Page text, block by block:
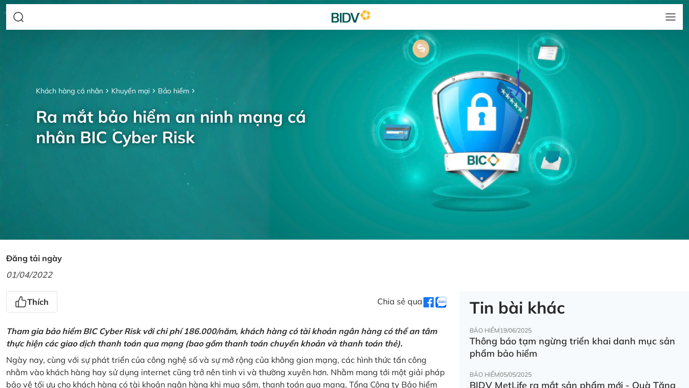
Khách hàng cá nhân Khuyến mại Bảo hiểm
Ra mắt bảo hiểm an ninh mạng cá
nhân BIC Cyber Risk
Đăng tải ngày
01/04/2022
Thích Chia sẻ qua
Tham gia bảo hiểm BIC Cyber Risk với chi phí 186.000/năm, khách hàng có tài khoản ngân hàng có thể an tâm
thực hiện các giao dịch thanh toán qua mạng (bao gồm thanh toán chuyển khoản và thanh toán thẻ).
Ngày nay, cùng với sự phát triển của công nghệ số và sự mở rộng của không gian mạng, các hình thức tấn công
nhằm vào khách hàng hay sử dụng internet cũng trở nên tinh vi và thường xuyên hơn. Nhằm mang tới một giải pháp
bảo vệ tối ưu cho khách hàng có tài khoản ngân hàng khi mua sắm, thanh toán qua mạng, Tổng Công ty Bảo hiểm
Tin bài khác
BẢO HIỂM19/06/2025
Thông báo tạm ngừng triển khai danh mục sản
phẩm bảo hiểm
BẢO HIỂM05/05/2025
BIDV MetLife ra mắt sản phẩm mới - Quà Tặng